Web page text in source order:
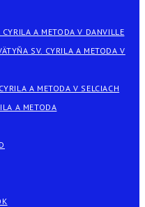
CYRILA A METODA V DANVILLE
SV. CYRILA A METODA V
A METODA V SELCIACH
A METODA